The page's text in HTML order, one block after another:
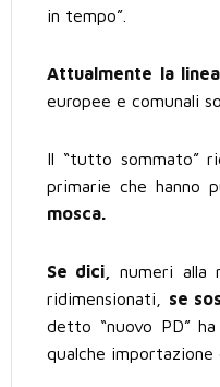
in tempo”.
Attualmente la
europee e comunali
Il “tutto sommato”
primarie che hanno
mosca.
Se dici,
numeri alla
ridimensionati, se
detto “nuovo PD”
qualche importazione